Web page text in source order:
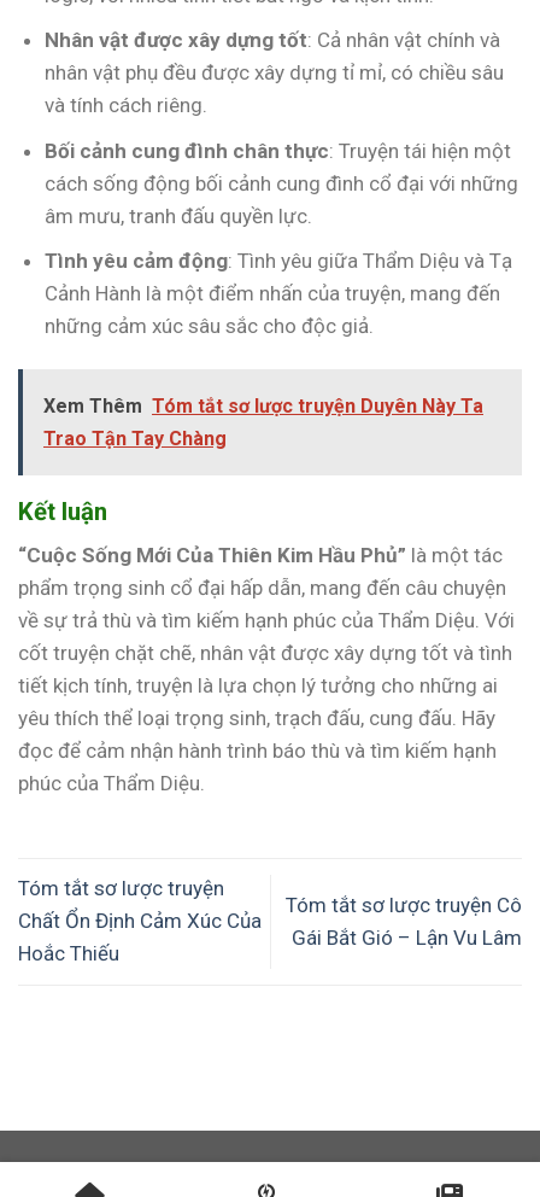
Nhân vật được xây dựng tốt: Cả nhân vật chính và
nhân vật phụ đều được xây dựng tỉ mỉ, có chiều sâu
và tính cách riêng.
Bối cảnh cung đình chân thực: Truyện tái hiện một
cách sống động bối cảnh cung đình cổ đại với những
âm mưu, tranh đấu quyền lực.
Tình yêu cảm động: Tình yêu giữa Thẩm Diệu và Tạ
Cảnh Hành là một điểm nhấn của truyện, mang đến
những cảm xúc sâu sắc cho độc giả.
Xem Thêm Tóm tắt sơ lược truyện Duyên Này Ta
Trao Tận Tay Chàng
Kết luận
“Cuộc Sống Mới Của Thiên Kim Hầu Phủ” là một tác
phẩm trọng sinh cổ đại hấp dẫn, mang đến câu chuyện
về sự trả thù và tìm kiếm hạnh phúc của Thẩm Diệu. Với
cốt truyện chặt chẽ, nhân vật được xây dựng tốt và tình
tiết kịch tính, truyện là lựa chọn lý tưởng cho những ai
yêu thích thể loại trọng sinh, trạch đấu, cung đấu. Hãy
đọc để cảm nhận hành trình báo thù và tìm kiếm hạnh
phúc của Thẩm Diệu.
Tóm tắt sơ lược truyện
Chất Ổn Định Cảm Xúc Của
Hoắc Thiếu
Tóm tắt sơ lược truyện Cô
Gái Bắt Gió – Lận Vu Lâm